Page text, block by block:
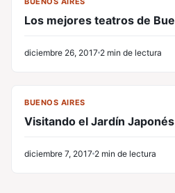
Los mejores teatros de
diciembre 26, 2017 2 min de lectura
BUENOS AIRES
Visitando el Jardín
diciembre 7, 2017 2 min de lectura